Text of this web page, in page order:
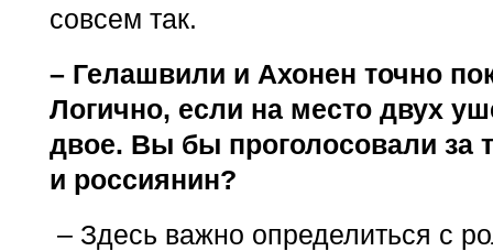
совсем так.
– Гелашвили и Ахонен точно
Логично, если на место двух
двое. Вы бы проголосовали за
и россиянин?
– Здесь важно определиться с